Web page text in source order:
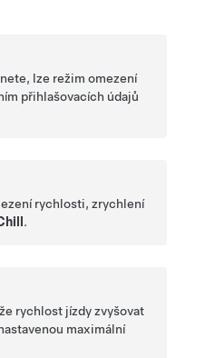
lze režim omezení
přihlašovacích údajů
rychlosti, zrychlení
.
rychlost jízdy zvyšovat
maximální